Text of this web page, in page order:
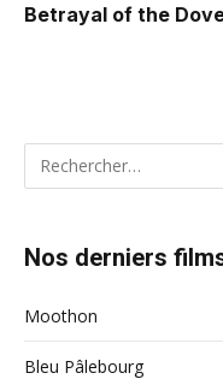
Betrayal of the
Nos derniers
Moothon
Bleu Pâlebourg